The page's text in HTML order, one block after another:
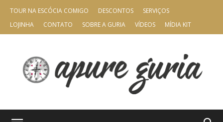
TOUR NA ESCÓCIA COMIGO DESCONTOS
SERVIÇOS
LOJINHA
CONTATO SOBRE A GURIA VÍDEOS MÍDIA KIT